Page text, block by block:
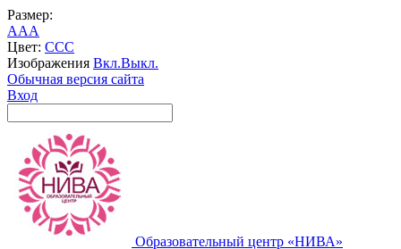
Размер:
AAA
Цвет: CCC
Изображения Вкл.Выкл.
Обычная версия сайта
Вход
Образовательный центр «НИВА»